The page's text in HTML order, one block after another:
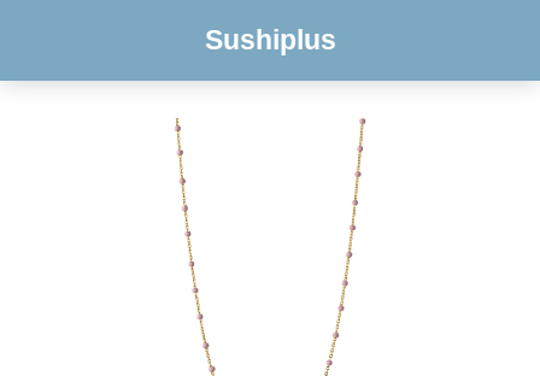
Sushiplus